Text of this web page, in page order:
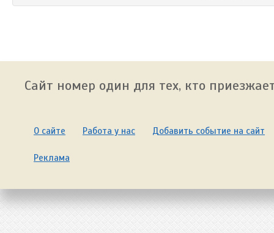
Сайт номер один для тех, кто
О сайте Работа у нас Добавить событие на сайт
Реклама